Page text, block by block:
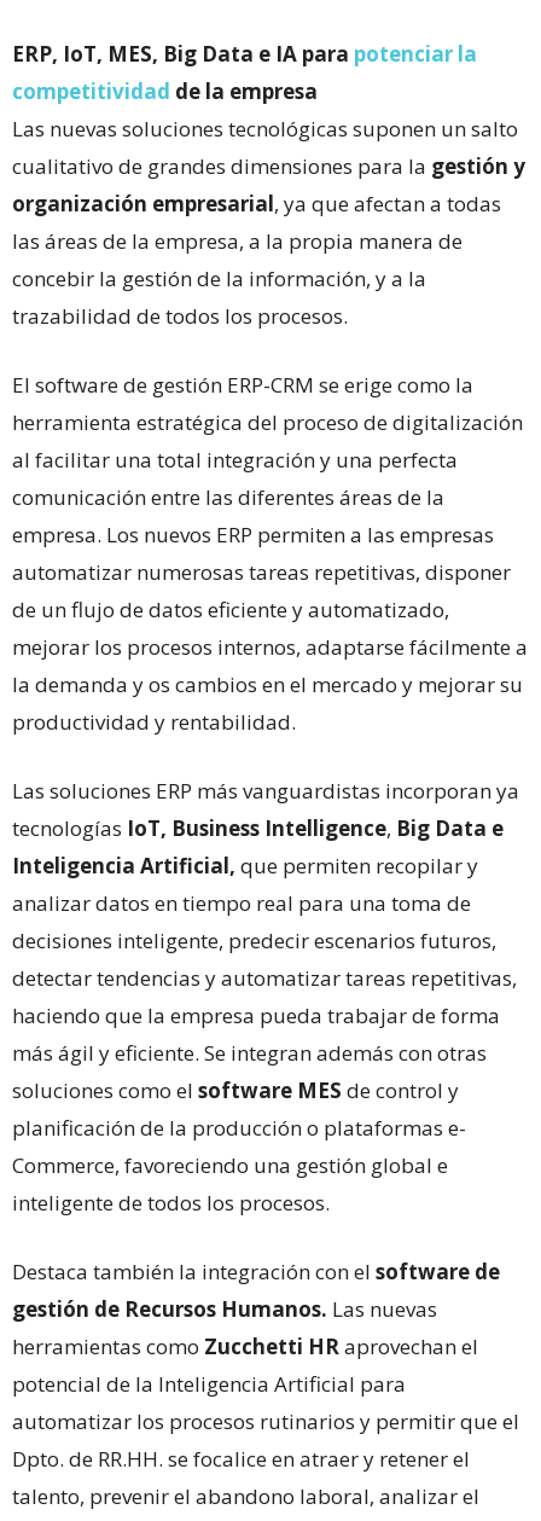
ERP, IoT, MES, Big Data e IA para potenciar la
competitividad de la empresa
Las nuevas soluciones tecnológicas suponen un salto
cualitativo de grandes dimensiones para la gestión y
organización empresarial, ya que afectan a todas
las áreas de la empresa, a la propia manera de
concebir la gestión de la información, y a la
trazabilidad de todos los procesos.
El software de gestión ERP-CRM se erige como la
herramienta estratégica del proceso de digitalización
al facilitar una total integración y una perfecta
comunicación entre las diferentes áreas de la
empresa. Los nuevos ERP permiten a las empresas
automatizar numerosas tareas repetitivas, disponer
de un flujo de datos eficiente y automatizado,
mejorar los procesos internos, adaptarse fácilmente a
la demanda y os cambios en el mercado y mejorar su
productividad y rentabilidad.
Las soluciones ERP más vanguardistas incorporan ya
tecnologías IoT, Business Intelligence, Big Data e
Inteligencia Artificial, que permiten recopilar y
analizar datos en tiempo real para una toma de
decisiones inteligente, predecir escenarios futuros,
detectar tendencias y automatizar tareas repetitivas,
haciendo que la empresa pueda trabajar de forma
más ágil y eficiente. Se integran además con otras
soluciones como el software MES de control y
planificación de la producción o plataformas e-
Commerce, favoreciendo una gestión global e
inteligente de todos los procesos.
Destaca también la integración con el software de
gestión de Recursos Humanos. Las nuevas
herramientas como Zucchetti HR aprovechan el
potencial de la Inteligencia Artificial para
automatizar los procesos rutinarios y permitir que el
Dpto. de RR.HH. se focalice en atraer y retener el
talento, prevenir el abandono laboral, analizar el